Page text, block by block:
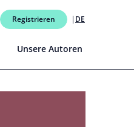
Registrieren DE
Unsere Autoren